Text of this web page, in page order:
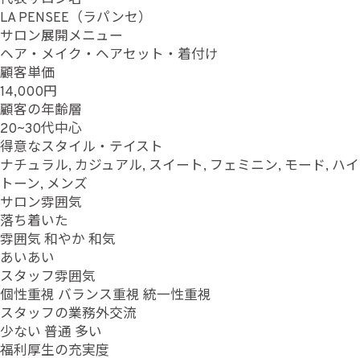
LA PENSEE（ラパンセ）
サロン展開メニュー
ヘア・メイク・ヘアセット・着付け
顧客単価
14,000円
顧客の年齢層
20~30代中心
得意なスタイル・テイスト
ナチュラル, カジュアル, スイート, フェミニン, モード, ハイ
トーン, メンズ
サロン雰囲気
落ち着いた
雰囲気 和やか 和気
あいあい
スタッフ雰囲気
個性重視 バランス重視 統一性重視
スタッフの業務外交流
少ない 普通 多い
福利厚生の充実度